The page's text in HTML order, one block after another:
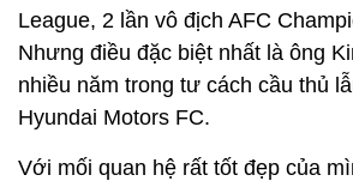
League, 2 lần vô địch AFC
Nhưng điều đặc biệt nhất là ông
nhiều năm trong tư cách cầu thủ
Hyundai Motors FC.
Với mối quan hệ rất tốt đẹp của